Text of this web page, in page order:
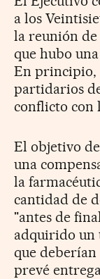
a los
la reunión de
que hubo
En principio,
partidarios
conflicto con
El objetivo
una
la
cantidad de
"antes de
adquirido un
que
prevé